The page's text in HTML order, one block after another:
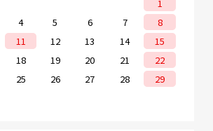
1
4 5 6 7
8
11 12 13 14
15
18 19 20 21
22
25 26 27 28
29